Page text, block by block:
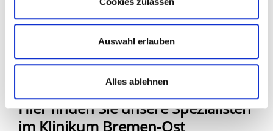
Auswahl erlauben
Alles ablehnen
Hier finden Sie unsere Spezialisten
im Klinikum Bremen-Nord
Kinder- und Jugendmedizin
Hier finden Sie unsere Spezialisten
im Klinikum Bremen-Ost